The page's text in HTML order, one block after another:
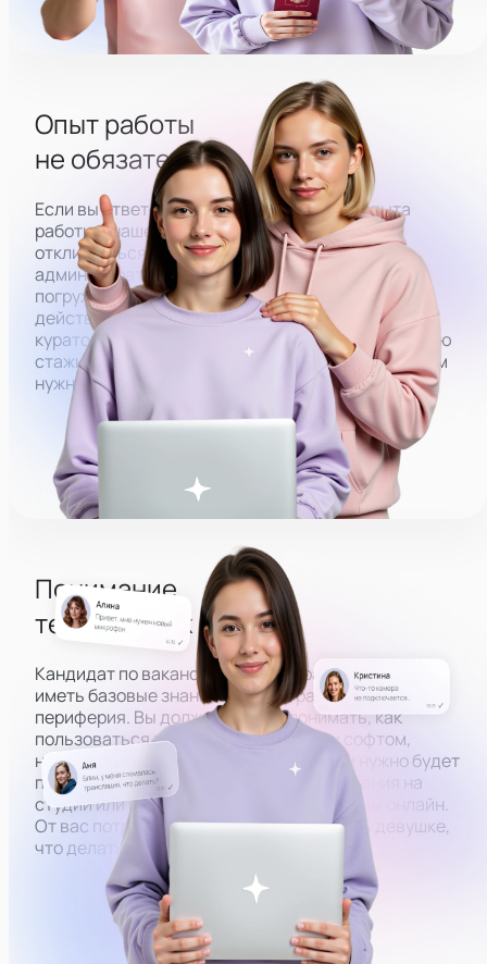
Опыт работы
не обязателен
Если вы ответственный человек, но без опыта
работы в нашей сфере, вы всё равно можете
откликнуться на вакансию. Чтобы у
администраторов со старта получалось плавно
погружаться в работу, мы закрепляем за ними
действующих администраторов. Под их
кураторством вы будете проходить оплачиваемую
стажировку, в результате которой обучитесь всем
нужным навыкам.
Понимание
технических основ
Кандидат по вакансии администратора должен
иметь базовые знания того, как работает ПК и
периферия. Вы должны будете понимать, как
пользоваться всем оборудованием и софтом,
необходимым, чтобы вести эфиры. Вам нужно будет
помогать модели в настройке оборудования на
студии или решать технические проблемы онлайн.
От вас потребуется знать, как объяснить девушке,
что делать, по фото или скриншоту.
Настроить камеру
Разобраться в ПК